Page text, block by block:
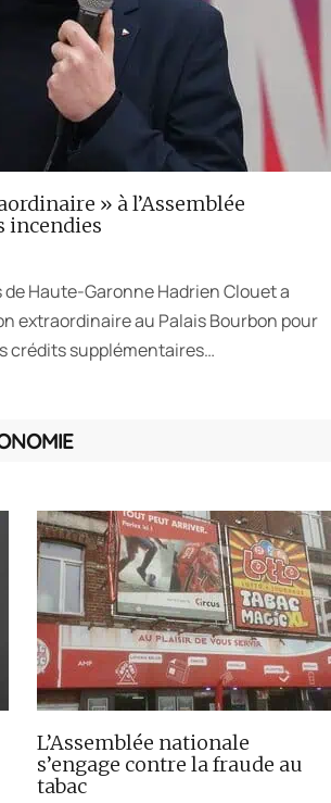
» à l’Assemblée
incendies
Haute-Garonne Hadrien Clouet a
extraordinaire au Palais Bourbon pour
crédits supplémentaires…
L’Assemblée nationale
s’engage contre la fraude au
tabac